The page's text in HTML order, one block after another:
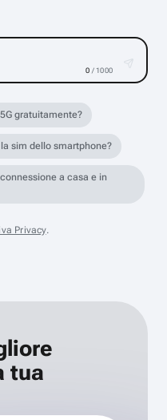
0 / 1000
gratuitamente?
sim dello smartphone?
a casa e in
Privacy.
tua